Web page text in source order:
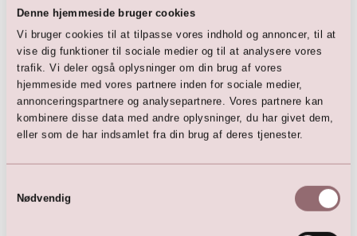
Denne hjemmeside bruger cookies
Vi bruger cookies til at tilpasse vores indhold og annoncer, til at
vise dig funktioner til sociale medier og til at analysere vores
trafik. Vi deler også oplysninger om din brug af vores
hjemmeside med vores partnere inden for sociale medier,
annonceringspartnere og analysepartnere. Vores partnere kan
kombinere disse data med andre oplysninger, du har givet dem,
eller som de har indsamlet fra din brug af deres tjenester.
Nødvendig
Multi wrap kjole (Dark
Green)
1.695,00 DKK
Multiwrap kjole (peach)
1.695,00 DKK